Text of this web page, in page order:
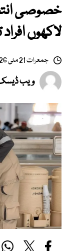
خصوصی
لاکھوں
جمعرات 21 مئی 2026
ویب